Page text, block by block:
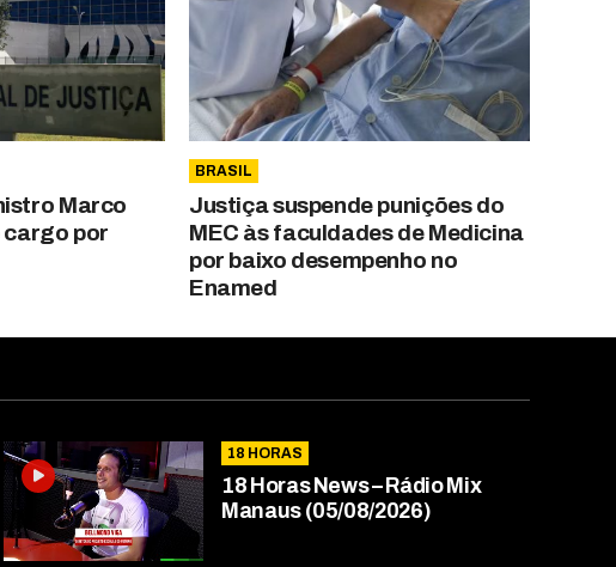
Marco
cargo por
BRASIL
Justiça suspende punições do
MEC às faculdades de Medicina
por baixo desempenho no
Enamed
18 HORAS
18 Horas News​​​​​​​​​​​​ – Rádio Mix
Manaus (05/08/2026)